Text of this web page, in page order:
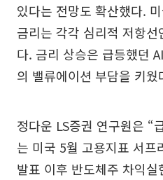
있다는 전망도 확산했다.
금리는 각각 심리적 저항
다. 금리 상승은 급등했던
의 밸류에이션 부담을 키웠
정다운 LS증권 연구원은 “
는 미국 5월 고용지표 서프
발표 이후 반도체주 차익